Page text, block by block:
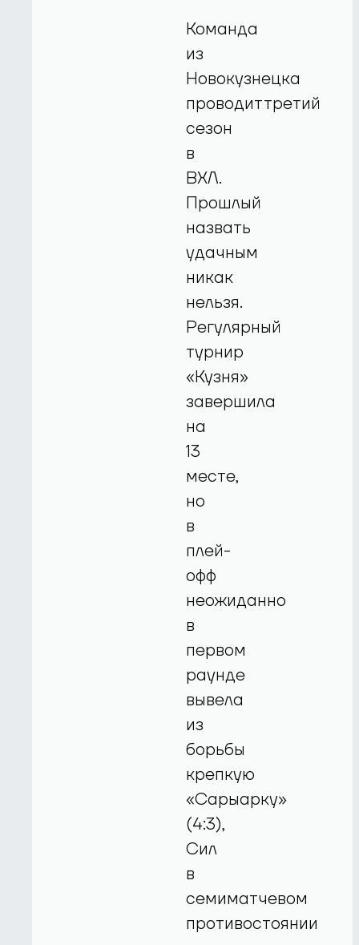
Команда
из
Новокузнецка
проводиттретий
сезон
в
ВХЛ.
Прошлый
назвать
удачным
никак
нельзя.
Регулярный
турнир
«Кузня»
завершила
на
13
месте,
но
в
плей-
офф
неожиданно
в
первом
раунде
вывела
из
борьбы
крепкую
«Сарыарку»
(4:3),
Сил
в
семиматчевом
противостоянии